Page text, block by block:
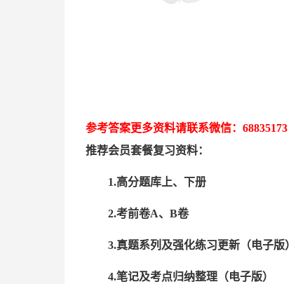
参考答案更多资料请联系微信： 68835173
推荐会员套餐复习资料：
1.高分题库上、下册
2.考前卷A、B卷
3.真题系列及强化练习更新（电子版）
4.笔记及考点归纳整理（电子版）